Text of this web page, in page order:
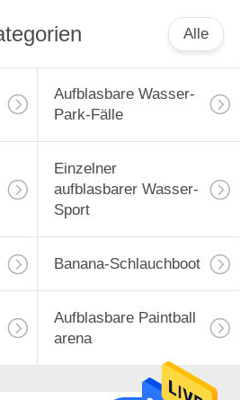
Alle
Aufblasbare Wasser-
Park-Fälle
Einzelner
aufblasbarer Wasser-
Sport
Banana-Schlauchboot
Aufblasbare Paintball
arena